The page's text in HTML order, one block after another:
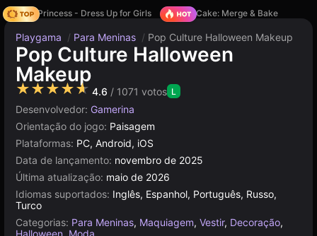
Fashion Princess - Dress Up for Girls
Piece of Cake: Merge & Bake
Playgama / Para Meninas / Pop Culture Halloween Makeup
Pop Culture Halloween
Makeup
★★★★★ 4.6 / 1071 votos L
Desenvolvedor: Gamerina
Orientação do jogo: Paisagem
Plataformas: PC, Android, iOS
Data de lançamento: novembro de 2025
Última atualização: maio de 2026
Idiomas suportados: Inglês, Espanhol, Português, Russo,
Turco
Categorias: Para Meninas, Maquiagem, Vestir, Decoração,
Halloween, Moda